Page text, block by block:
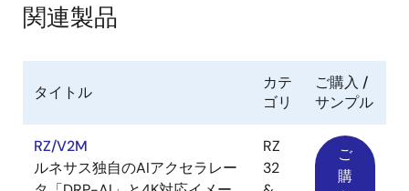
関連製品
タイトル
カテ
ゴリ
ご購入 /
サンプル
RZ/V2M
ルネサス独自のAIアクセラレー
RZ
32
ご
購